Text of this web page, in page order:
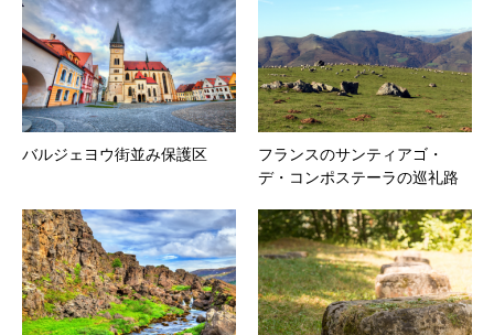
バルジェヨウ街並み保護区
フランスのサンティアゴ・
デ・コンポステーラの巡礼路